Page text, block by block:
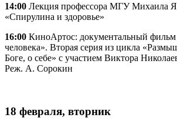
14:00 Лекция профессора МГУ Михаила
«Спирулина и здоровье»
16:00 КиноАртос: документальный
человека». Вторая серия из цикла
Боге, о себе» с участием Виктора
Реж. А. Сорокин
18 февраля, вторник